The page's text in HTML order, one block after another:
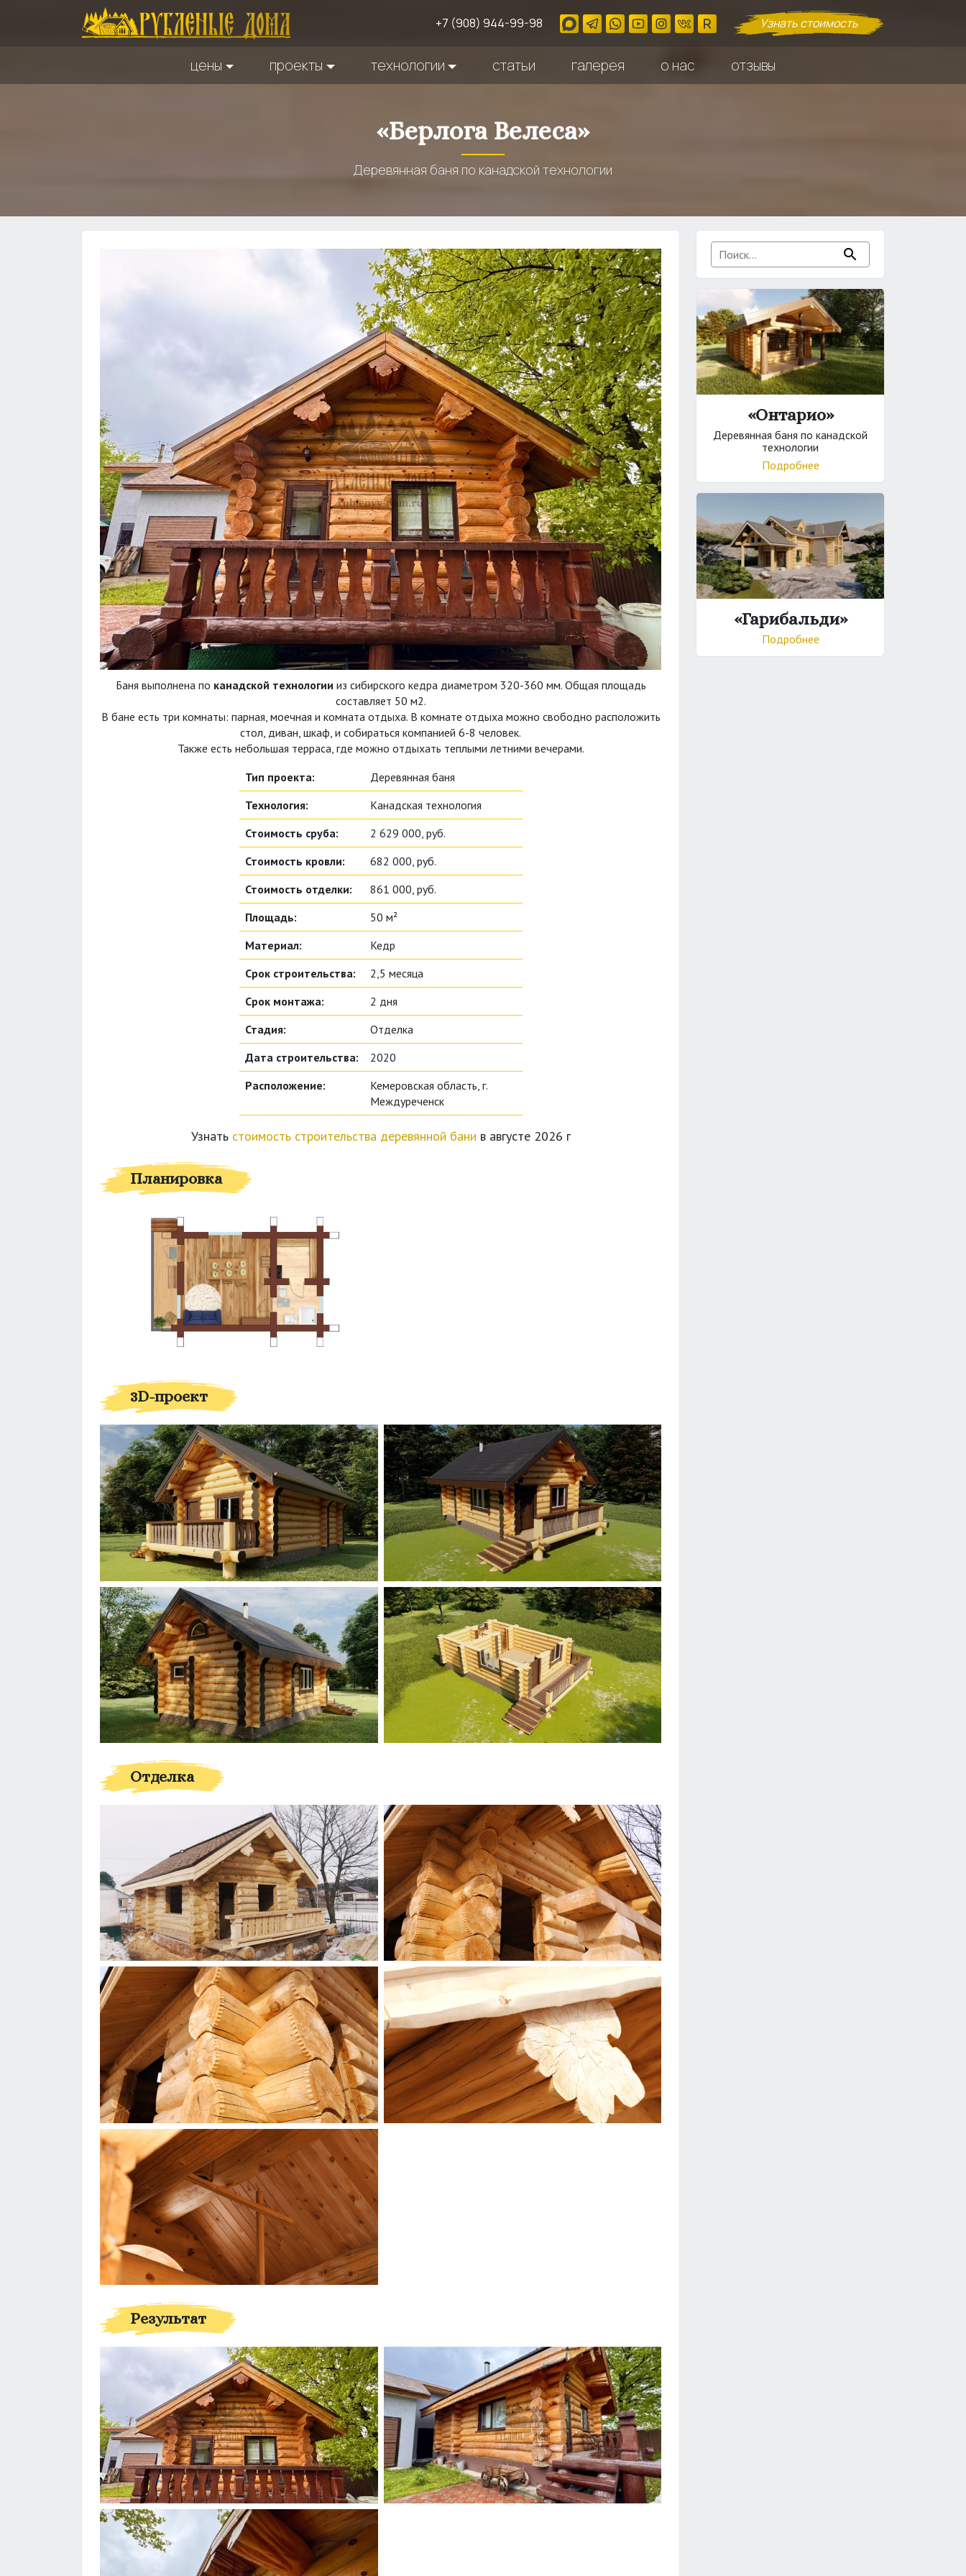
+7 (908) 944-99-98 Узнать стоимость
цены проекты технологии статьи галерея о нас отзывы
«Берлога Велеса»
Деревянная баня по канадской технологии
Баня выполнена по канадской технологии из сибирского кедра диаметром 320-360 мм. Общая площадь
составляет 50 м2.
В бане есть три комнаты: парная, моечная и комната отдыха. В комнате отдыха можно свободно расположить
стол, диван, шкаф, и собираться компанией 6-8 человек.
Также есть небольшая терраса, где можно отдыхать теплыми летними вечерами.
Тип проекта:
Деревянная баня
Технология:
Канадская технология
Стоимость сруба:
2 629 000, руб.
Стоимость кровли:
682 000, руб.
Стоимость отделки:
861 000, руб.
Площадь:
50 м²
Материал:
Кедр
Срок строительства:
2,5 месяца
Срок монтажа:
2 дня
Стадия:
Отделка
Дата строительства:
2020
Расположение:
Кемеровская область, г.
Междуреченск
Узнать стоимость строительства деревянной бани в августе 2026 г
Планировка
3D-проект
Отделка
Результат
«Онтарио»
Деревянная баня по канадской
технологии
Подробнее
«Гарибальди»
Подробнее